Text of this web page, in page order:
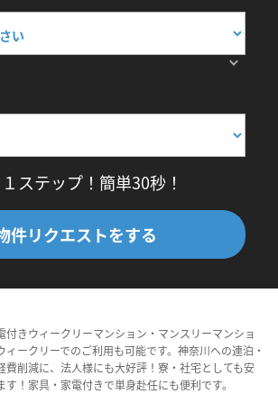
ステップ！簡単30秒！
件リクエストをする
付きウィークリーマンション・マンスリーマンショ
ィークリーでのご利用も可能です。神奈川への連泊・
費削減に、法人様にも大好評！寮・社宅としても安
！家具・家電付きで単身赴任にも便利です。